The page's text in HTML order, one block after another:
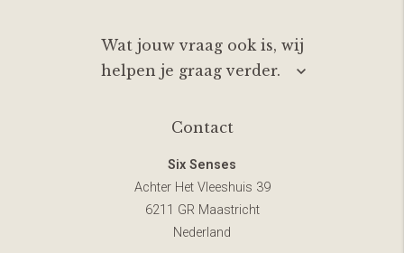
Wat jouw vraag ook is, wij
helpen je graag verder.
Contact
Six Senses
Achter Het Vleeshuis 39
6211 GR Maastricht
Nederland